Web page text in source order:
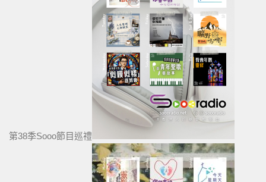
第38季Sooo節目巡禮